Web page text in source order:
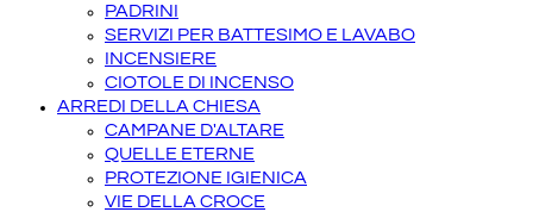
PADRINI
SERVIZI PER BATTESIMO E LAVABO
INCENSIERE
CIOTOLE DI INCENSO
ARREDI DELLA CHIESA
CAMPANE D'ALTARE
QUELLE ETERNE
PROTEZIONE IGIENICA
VIE DELLA CROCE